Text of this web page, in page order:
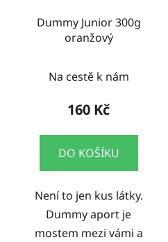
Dummy Junior 300g
oranžový
Na cestě k nám
160 Kč
DO KOŠÍKU
Není to jen kus látky.
Dummy aport je
mostem mezi vámi a